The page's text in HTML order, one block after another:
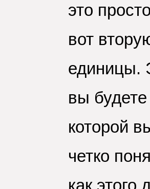
это
вот
единицы.
вы
которой
четко